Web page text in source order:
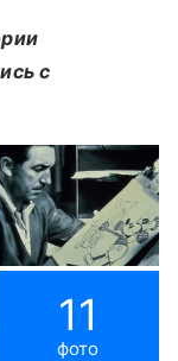
с
11
фото